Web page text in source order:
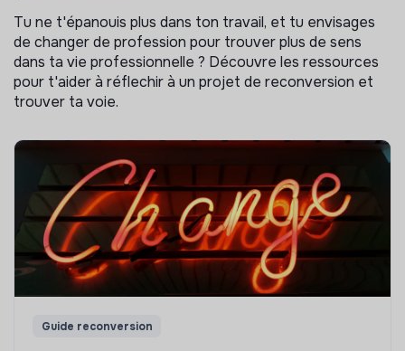
Tu ne t'épanouis plus dans ton travail, et tu envisages
de changer de profession pour trouver plus de sens
dans ta vie professionnelle ? Découvre les ressources
pour t'aider à réflechir à un projet de reconversion et
trouver ta voie.
Guide reconversion